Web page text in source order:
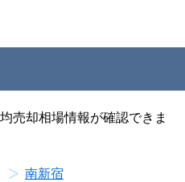
売却相場情報が確認できま
南新宿